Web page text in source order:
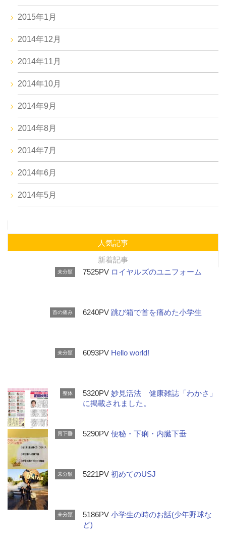
2015年1月
2014年12月
2014年11月
2014年10月
2014年9月
2014年8月
2014年7月
2014年6月
2014年5月
人気記事
新着記事
未分類 7525PV ロイヤルズのユニフォーム
首の痛み 6240PV 跳び箱で首を痛めた小学生
未分類 6093PV Hello world!
整体 5320PV妙見活法 健康雑誌「わかさ」
に掲載されました。
胃下垂 5290PV便秘・下痢・内臓下垂
未分類 5221PV初めてのUSJ
未分類 5186PV小学生の時のお話(少年野球な
ど)